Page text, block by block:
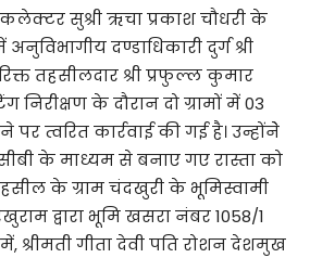
कलेक्टर सुश्री ऋचा प्रकाश चौधरी के
दण्डाधिकारी दुर्ग श्री
तहसीलदार श्री प्रफुल्ल कुमार
निरीक्षण के दौरान दो ग्रामों में 03
पर त्वरित कार्रवाई की गई है। उन्होंनेे
के माध्यम से बनाए गए रास्ता को
के ग्राम चंदखुरी के भूमिस्वामी
द्वारा भूमि खसरा नंबर 1058/1
श्रीमती गीता देवी पति रोशन देशमुख